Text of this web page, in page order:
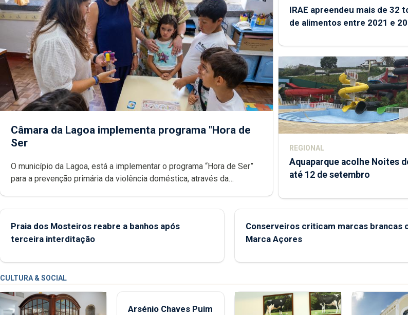
Câmara da Lagoa implementa programa "Hora de
Ser
O município da Lagoa, está a implementar o programa “Hora de Ser”
para a prevenção primária da violência doméstica, através da
IRAE apreendeu mais de 32
de alimentos entre 2021 e
REGIONAL
Aquaparque acolhe Noites
até 12 de setembro
Praia dos Mosteiros reabre a banhos após
terceira interditação
Conserveiros criticam marcas brancas
Marca Açores
CULTURA & SOCIAL
Arsénio Chaves Puim